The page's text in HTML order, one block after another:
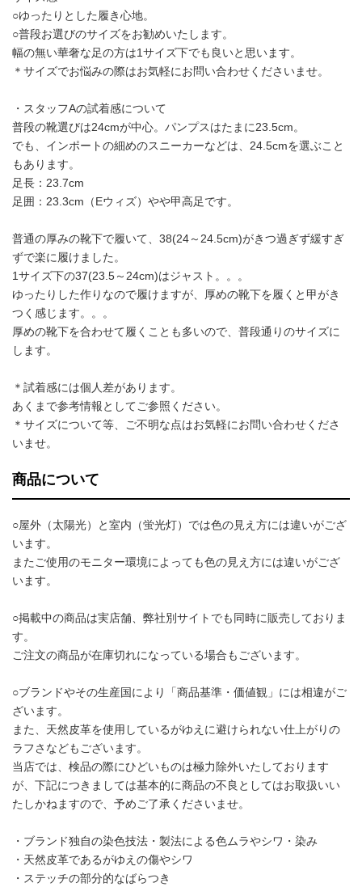
○ゆったりとした履き心地。
○普段お選びのサイズをお勧めいたします。
幅の無い華奢な足の方は1サイズ下でも良いと思います。
＊サイズでお悩みの際はお気軽にお問い合わせくださいませ。
・スタッフAの試着感について
普段の靴選びは24cmが中心。パンプスはたまに23.5cm。
でも、インポートの細めのスニーカーなどは、24.5cmを選ぶこと
もあります。
足長：23.7cm
足囲：23.3cm（Eウィズ）やや甲高足です。
普通の厚みの靴下で履いて、38(24～24.5cm)がきつ過ぎず緩すぎ
ずで楽に履けました。
1サイズ下の37(23.5～24cm)はジャスト。。。
ゆったりした作りなので履けますが、厚めの靴下を履くと甲がき
つく感じます。。。
厚めの靴下を合わせて履くことも多いので、普段通りのサイズに
します。
＊試着感には個人差があります。
あくまで参考情報としてご参照ください。
＊サイズについて等、ご不明な点はお気軽にお問い合わせくださ
いませ。
商品について
○屋外（太陽光）と室内（蛍光灯）では色の見え方には違いがござ
います。
またご使用のモニター環境によっても色の見え方には違いがござ
います。
○掲載中の商品は実店舗、弊社別サイトでも同時に販売しておりま
す。
ご注文の商品が在庫切れになっている場合もございます。
○ブランドやその生産国により「商品基準・価値観」には相違がご
ざいます。
また、天然皮革を使用しているがゆえに避けられない仕上がりの
ラフさなどもございます。
当店では、検品の際にひどいものは極力除外いたしております
が、下記につきましては基本的に商品の不良としてはお取扱いい
たしかねますので、予めご了承くださいませ。
・ブランド独自の染色技法・製法による色ムラやシワ・染み
・天然皮革であるがゆえの傷やシワ
・ステッチの部分的なばらつき